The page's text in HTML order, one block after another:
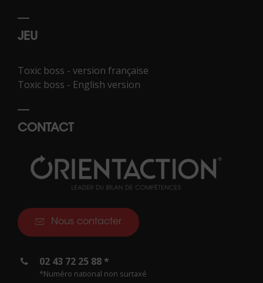
JEU
Toxic boss - version française
Toxic boss - English version
CONTACT
Nous contacter
02 43 72 25 88 *
*Numéro national non surtaxé